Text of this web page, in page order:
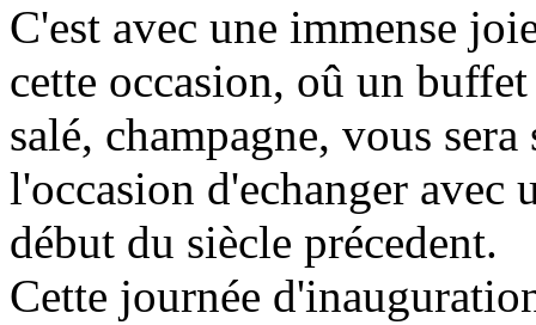
C'est avec une immense
cette occasion, oû un
salé, champagne, vous
l'occasion d'echanger avec
début du siècle précedent.
Cette journée